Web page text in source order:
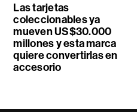
Las tarjetas
coleccionables ya
mueven US$30.000
millones y esta marca
quiere convertirlas en
accesorio